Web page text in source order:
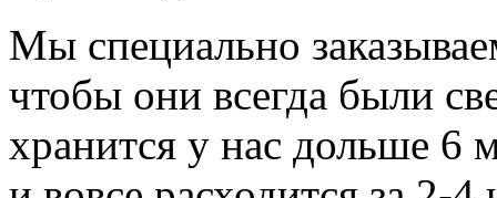
Мы специально
чтобы они всегда были
хранится у нас дольше 6